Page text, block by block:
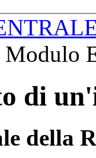
Modulo
di
della